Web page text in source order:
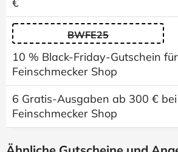
BWFE25
10 % Black-Friday-Gutschein
Feinschmecker Shop
6 Gratis-Ausgaben ab 300 €
Feinschmecker Shop